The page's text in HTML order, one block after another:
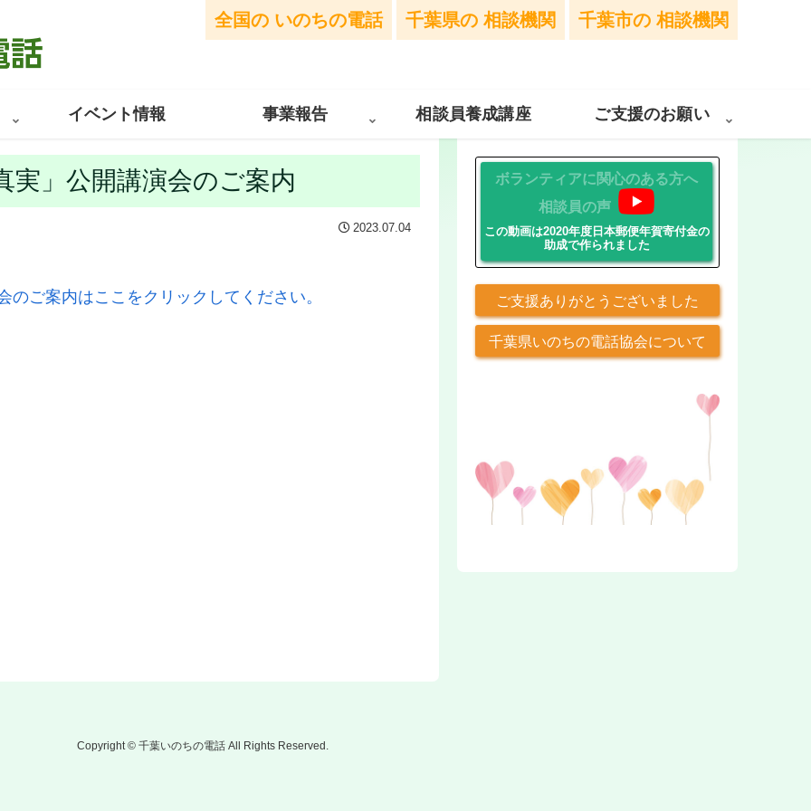
全国の いのちの電話 千葉県の 相談機関 千葉市の 相談機関
イベント情報 事業報告 相談員養成講座 ご支援のお願い
実」公開講演会のご案内
2023.07.04
ご案内はここをクリックしてください。
ボランティアに関心のある方へ
相談員の声
この動画は2020年度日本郵便年賀寄付金の
助成で作られました
ご支援ありがとうございました
千葉県いのちの電話協会について
Copyright © 千葉いのちの電話 All Rights Reserved.